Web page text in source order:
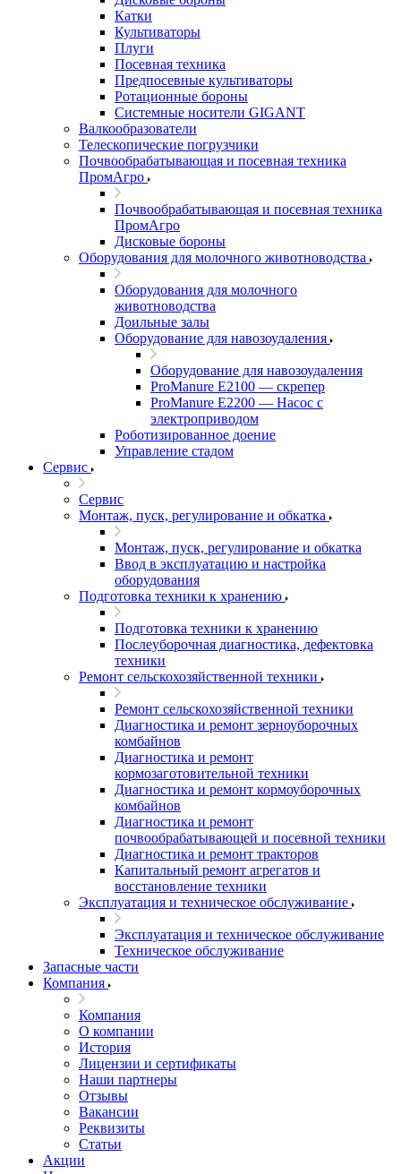
Катки
Культиваторы
Плуги
Посевная техника
Предпосевные культиваторы
Ротационные бороны
Системные носители GIGANT
Валкообразователи
Телескопические погрузчики
Почвообрабатывающая и посевная техника
ПромАгро
Почвообрабатывающая и посевная техника
ПромАгро
Дисковые бороны
Оборудования для молочного животноводства
Оборудования для молочного
животноводства
Доильные залы
Оборудование для навозоудаления
Оборудование для навозоудаления
ProManure E2100 — скрепер
ProManure E2200 — Насос с
электроприводом
Роботизированное доение
Управление стадом
Сервис
Сервис
Монтаж, пуск, регулирование и обкатка
Монтаж, пуск, регулирование и обкатка
Ввод в эксплуатацию и настройка
оборудования
Подготовка техники к хранению
Подготовка техники к хранению
Послеуборочная диагностика, дефектовка
техники
Ремонт сельскохозяйственной техники
Ремонт сельскохозяйственной техники
Диагностика и ремонт зерноуборочных
комбайнов
Диагностика и ремонт
кормозаготовительной техники
Диагностика и ремонт кормоуборочных
комбайнов
Диагностика и ремонт
почвообрабатывающей и посевной техники
Диагностика и ремонт тракторов
Капитальный ремонт агрегатов и
восстановление техники
Эксплуатация и техническое обслуживание
Эксплуатация и техническое обслуживание
Техническое обслуживание
Запасные части
Компания
Компания
О компании
История
Лицензии и сертификаты
Наши партнеры
Отзывы
Вакансии
Реквизиты
Статьи
Акции